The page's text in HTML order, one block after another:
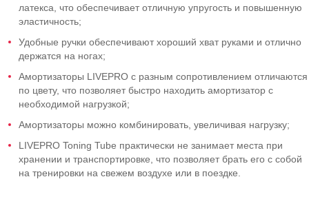
латекса, что обеспечивает отличную упругость и повышенную
эластичность;
Удобные ручки обеспечивают хороший хват руками и отлично
держатся на ногах;
Амортизаторы LIVEPRO с разным сопротивлением отличаются
по цвету, что позволяет быстро находить амортизатор с
необходимой нагрузкой;
Амортизаторы можно комбинировать, увеличивая нагрузку;
LIVEPRO Toning Tube практически не занимает места при
хранении и транспортировке, что позволяет брать его с собой
на тренировки на свежем воздухе или в поездке.